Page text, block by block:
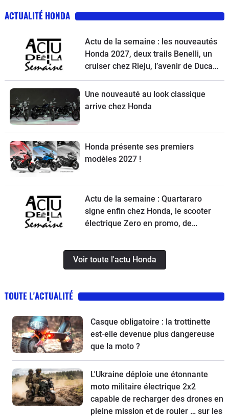
ACTUALITÉ HONDA
Actu de la semaine : les nouveautés
Honda 2027, deux trails Benelli, un
cruiser chez Rieju, l’avenir de Ducati
et la Norton Atlas à l’essai
Une nouveauté au look classique
arrive chez Honda
Honda présente ses premiers
modèles 2027 !
Actu de la semaine : Quartararo
signe enfin chez Honda, le scooter
électrique Zero en promo, de
trottinettes, un Chinois ambitieux et
KTM à la relance
Voir toute l'actu Honda
TOUTE L'ACTUALITÉ
Casque obligatoire : la trottinette
est-elle devenue plus dangereuse
que la moto ?
L'Ukraine déploie une étonnante
moto militaire électrique 2x2
capable de recharger des drones en
pleine mission et de rouler … sur les